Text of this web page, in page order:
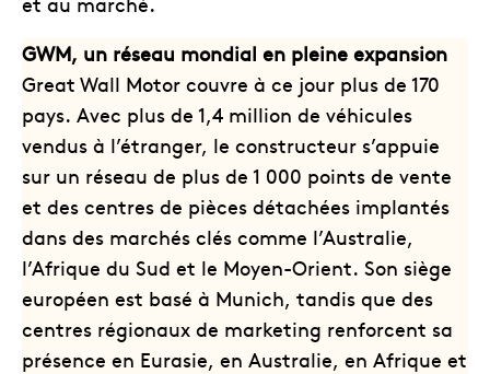
GWM, un réseau mondial en pleine expansion
Great Wall Motor couvre à ce jour plus de 170
pays. Avec plus de 1,4 million de véhicules
vendus à l’étranger, le constructeur s’appuie
sur un réseau de plus de 1 000 points de vente
et des centres de pièces détachées implantés
dans des marchés clés comme l’Australie,
l’Afrique du Sud et le Moyen-Orient. Son siège
européen est basé à Munich, tandis que des
centres régionaux de marketing renforcent sa
présence en Eurasie, en Australie, en Afrique et